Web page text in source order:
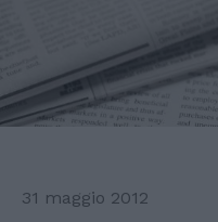
31 maggio 2012